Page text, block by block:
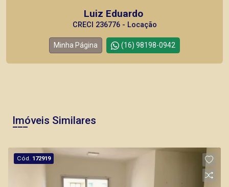
Luiz Eduardo
CRECI 236776 - Locação
Minha Página (16) 98198-0942
Imóveis Similares
Cód. 172919